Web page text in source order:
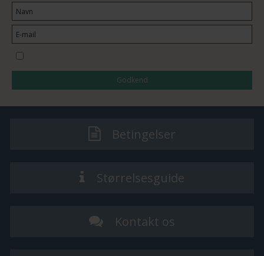
Godkend
Betingelser
Størrelsesguide
Kontakt os